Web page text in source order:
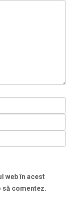
web în acest
să comentez.